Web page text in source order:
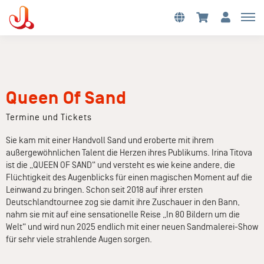
Queen Of Sand
Termine und Tickets
Sie kam mit einer Handvoll Sand und eroberte mit ihrem
außergewöhnlichen Talent die Herzen ihres Publikums. Irina Titova
ist die „QUEEN OF SAND“ und versteht es wie keine andere, die
Flüchtigkeit des Augenblicks für einen magischen Moment auf die
Leinwand zu bringen. Schon seit 2018 auf ihrer ersten
Deutschlandtournee zog sie damit ihre Zuschauer in den Bann,
nahm sie mit auf eine sensationelle Reise „In 80 Bildern um die
Welt“ und wird nun 2025 endlich mit einer neuen Sandmalerei-Show
für sehr viele strahlende Augen sorgen.